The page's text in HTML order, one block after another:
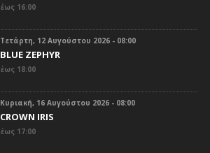
έως 16:00
Τετάρτη, 12 Αυγούστου 2026 - 08:00
BLUE ZEPHYR
έως 18:00
Κυριακή, 16 Αυγούστου 2026 - 08:00
CROWN IRIS
έως 17:00